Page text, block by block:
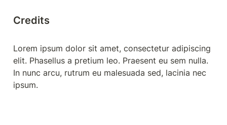
Credits
Lorem ipsum dolor sit amet, consectetur adipiscing
elit. Phasellus a pretium leo. Praesent eu sem nulla.
In nunc arcu, rutrum eu malesuada sed, lacinia nec
ipsum.